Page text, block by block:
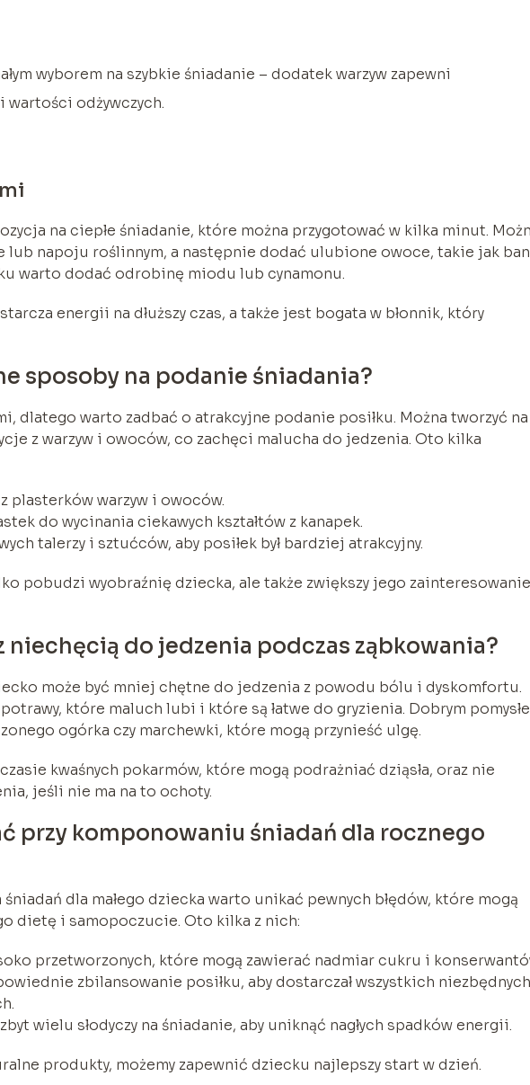
wyborem na szybkie śniadanie – dodatek warzyw zapewni
wartości odżywczych.
na ciepłe śniadanie, które można przygotować w kilka minut.
lub napoju roślinnym, a następnie dodać ulubione owoce, takie jak
warto dodać odrobinę miodu lub cynamonu.
energii na dłuższy czas, a także jest bogata w błonnik, który
sposoby na podanie śniadania?
dlatego warto zadbać o atrakcyjne podanie posiłku. Można tworzyć na
z warzyw i owoców, co zachęci malucha do jedzenia. Oto kilka
plasterków warzyw i owoców.
do wycinania ciekawych kształtów z kanapek.
talerzy i sztućców, aby posiłek był bardziej atrakcyjny.
pobudzi wyobraźnię dziecka, ale także zwiększy jego zainteresowanie
niechęcią do jedzenia podczas ząbkowania?
może być mniej chętne do jedzenia z powodu bólu i dyskomfortu.
które maluch lubi i które są łatwe do gryzienia. Dobrym
ogórka czy marchewki, które mogą przynieść ulgę.
kwaśnych pokarmów, które mogą podrażniać dziąsła, oraz nie
jeśli nie ma na to ochoty.
przy komponowaniu śniadań dla rocznego
dla małego dziecka warto unikać pewnych błędów, które mogą
dietę i samopoczucie. Oto kilka z nich:
przetworzonych, które mogą zawierać nadmiar cukru i
zbilansowanie posiłku, aby dostarczał wszystkich niezbędnych
wielu słodyczy na śniadanie, aby uniknąć nagłych spadków energii.
produkty, możemy zapewnić dziecku najlepszy start w dzień.